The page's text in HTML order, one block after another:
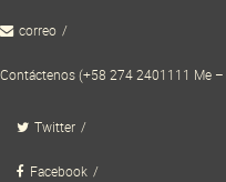
to correo
Contáctenos (+58 274 2401111 Me –
Twitter
Facebook